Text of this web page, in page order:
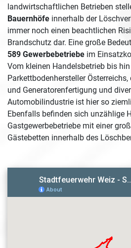
landwirtschaftlichen Betrieben
Bauernhöfe innerhalb der
immer noch einen beachtlichen
Brandschutz dar. Eine große
589 Gewerbebetriebe im
Vom kleinen Handelsbetrieb bis
Parkettbodenhersteller
und Generatorenfertigung und
Automobilindustrie ist hier so
Ebenfalls befinden sich unzählige
Gastgewerbebetriebe mit einer
Gästebetten innerhalb des